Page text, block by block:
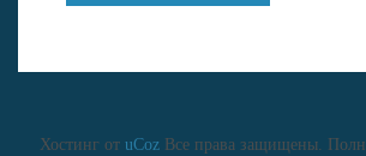
Хостинг от uCozВсе права защищены.